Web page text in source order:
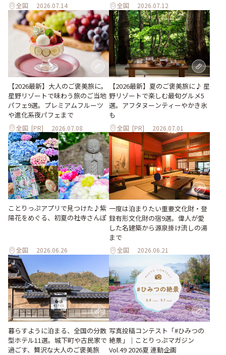
全国 2026.07.14 全国 2026.07.12
【2026最新】大人のご褒美旅に。
星野リゾートで味わう旅のご当地
パフェ9選。プレミアムフルーツ
や進化系夜パフェまで
全国 [PR] 2026.07.08
【2026最新】夏のご褒美旅に♪ 星
野リゾートで楽しむ最旬グルメ5
選。アフタヌーンティーやかき氷
も
全国 [PR] 2026.07.01
ことりっぷアプリで見つけた♪紫
陽花をめぐる、初夏の社寺さんぽ
全国 2026.06.26
一度は泊まりたい重要文化財・登
録有形文化財の宿9選。偉人が愛
した名建築から源泉掛け流しの湯
まで
全国 2026.06.21
暮らすように泊まる、全国の分散
型ホテル11選。城下町や古民家で
過ごす、贅沢な大人のご褒美旅
写真投稿コンテスト「#ひみつの
絶景」｜ことりっぷマガジン
Vol.49 2026夏 連動企画